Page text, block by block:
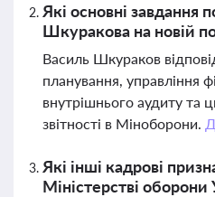
Які основні завдання
Шкуракова на новій
Василь Шкураков
планування, управління
внутрішнього аудиту та
звітності в Міноборони.
Які інші кадрові
Міністерстві оборони